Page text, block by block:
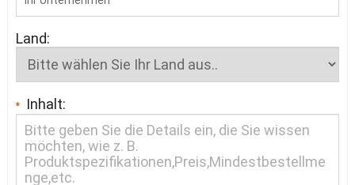
Land:
* Inhalt: